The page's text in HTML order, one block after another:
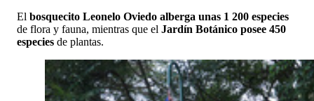
El bosquecito Leonelo Oviedo alberga unas 1 200 especies
de flora y fauna, mientras que el Jardín Botánico posee 450
especies de plantas.